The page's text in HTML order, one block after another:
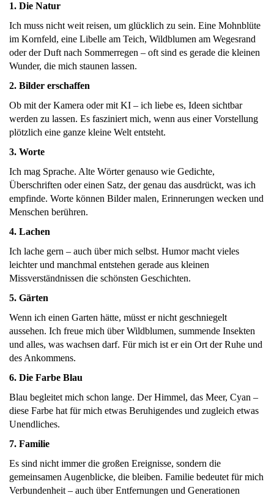
1. Die Natur
Ich muss nicht weit reisen, um glücklich zu sein. Eine Mohnblüte
im Kornfeld, eine Libelle am Teich, Wildblumen am Wegesrand
oder der Duft nach Sommerregen – oft sind es gerade die kleinen
Wunder, die mich staunen lassen.
2. Bilder erschaffen
Ob mit der Kamera oder mit KI – ich liebe es, Ideen sichtbar
werden zu lassen. Es fasziniert mich, wenn aus einer Vorstellung
plötzlich eine ganze kleine Welt entsteht.
3. Worte
Ich mag Sprache. Alte Wörter genauso wie Gedichte,
Überschriften oder einen Satz, der genau das ausdrückt, was ich
empfinde. Worte können Bilder malen, Erinnerungen wecken und
Menschen berühren.
4. Lachen
Ich lache gern – auch über mich selbst. Humor macht vieles
leichter und manchmal entstehen gerade aus kleinen
Missverständnissen die schönsten Geschichten.
5. Gärten
Wenn ich einen Garten hätte, müsst er nicht geschniegelt
aussehen. Ich freue mich über Wildblumen, summende Insekten
und alles, was wachsen darf. Für mich ist er ein Ort der Ruhe und
des Ankommens.
6. Die Farbe Blau
Blau begleitet mich schon lange. Der Himmel, das Meer, Cyan –
diese Farbe hat für mich etwas Beruhigendes und zugleich etwas
Unendliches.
7. Familie
Es sind nicht immer die großen Ereignisse, sondern die
gemeinsamen Augenblicke, die bleiben. Familie bedeutet für mich
Verbundenheit – auch über Entfernungen und Generationen